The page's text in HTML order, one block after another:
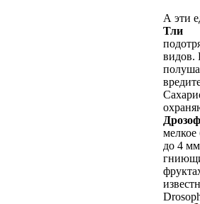
А эти
Тли
видов.
мелкое
до 4